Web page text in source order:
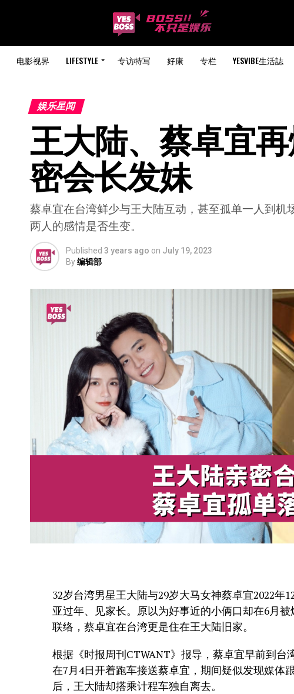
电影视界 LIFESTYLE 专访特写 好康 专栏 YESVIBE生活誌
娱乐星闻
王大陆、蔡卓宜
密会长发妹
蔡卓宜在台湾鲜少与王大陆互动，甚至孤单一人到
两人的感情是否生变。
Published 3 years ago on July 19, 2023
By编辑部
32岁台湾男星王大陆与29岁大马女神蔡卓宜2022年
亚过年、见家长。原以为好事近的小俩口却在6月
联络，蔡卓宜在台湾更是住在王大陆旧家。
根据《时报周刊CTWANT》报导，蔡卓宜早前到
在7月4日开着跑车接送蔡卓宜，期间疑似发现媒体
后，王大陆却搭乘计程车独自离去。